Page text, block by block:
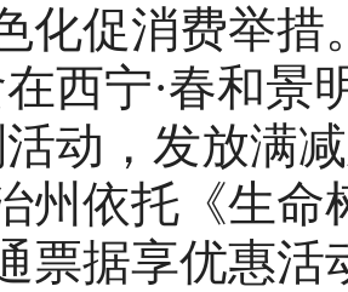
化促消费举措
西宁·春和景
动，发放满
州依托《生命
票据享优惠活